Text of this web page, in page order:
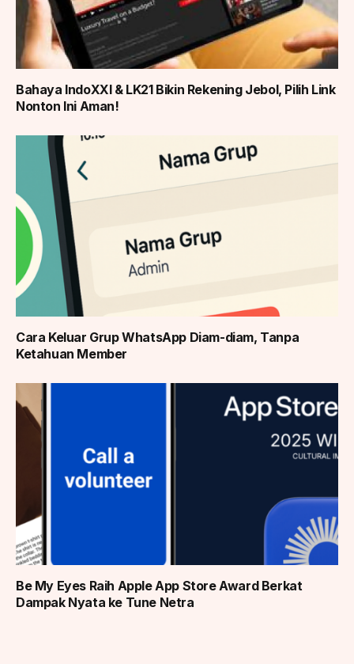
Bahaya IndoXXI & LK21 Bikin Rekening Jebol, Pilih Link
Nonton Ini Aman!
Cara Keluar Grup WhatsApp Diam-diam, Tanpa
Ketahuan Member
Be My Eyes Raih Apple App Store Award Berkat
Dampak Nyata ke Tune Netra